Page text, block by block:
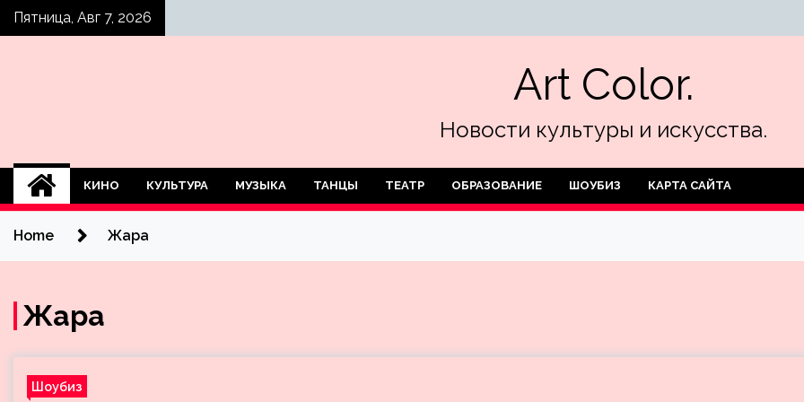
SkipПятница, Авг 7, 2026
Art Color.
Новости культуры и искусства.
КИНО КУЛЬТУРА МУЗЫКА ТАНЦЫ ТЕАТР ОБРАЗОВАНИЕ ШОУБИЗ КАРТА САЙТА
Home Жара
Жара
Шоубиз